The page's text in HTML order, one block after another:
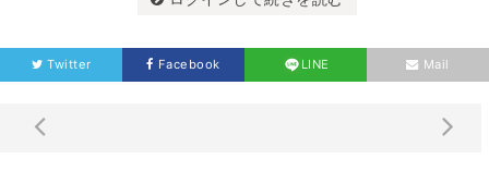
Twitter Facebook LINE Mail